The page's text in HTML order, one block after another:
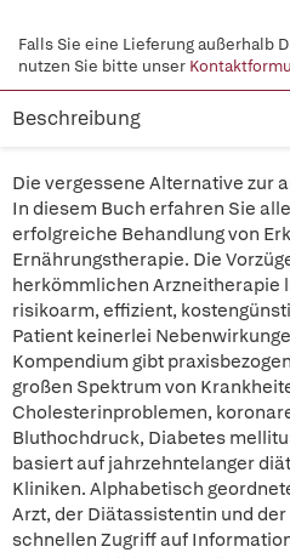
Falls Sie eine Lieferung außerhalb
nutzen Sie bitte unser
Beschreibung
Die vergessene Alternative zur
In diesem Buch erfahren Sie
erfolgreiche Behandlung von
Ernährungstherapie. Die
herkömmlichen Arzneitherapie
risikoarm, effizient,
Patient keinerlei
Kompendium gibt
großen Spektrum von
Cholesterinproblemen,
Bluthochdruck, Diabetes
basiert auf jahrzehntelanger
Kliniken. Alphabetisch
Arzt, der Diätassistentin und
schnellen Zugriff auf